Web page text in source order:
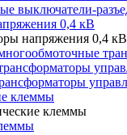
выключатели-
0,4 кВ
напряжения 0,4 кВ
клеммы
клеммы